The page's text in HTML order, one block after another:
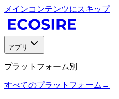
メインコンテンツにスキップ
アプリ
プラットフォーム別
すべてのプラットフォーム →